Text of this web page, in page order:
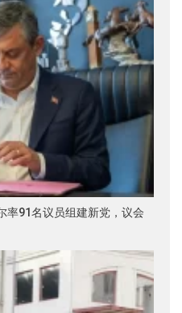
率91名议员组建新党，议会